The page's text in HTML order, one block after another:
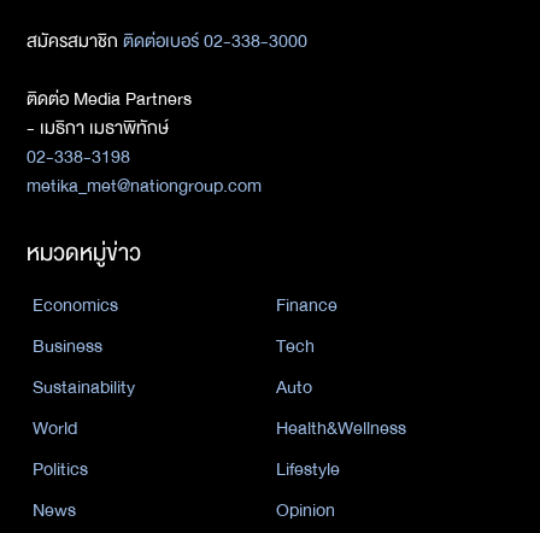
สมัครสมาชิกติดต่อเบอร์ 02-338-3000
ติดต่อ Media Partners
- เมธิกา เมธาพิทักษ์
02-338-3198
metika_met@nationgroup.com
หมวดหมู่ข่าว
Economics
Finance
Business
Tech
Sustainability
Auto
World
Health&Wellness
Politics
Lifestyle
News
Opinion